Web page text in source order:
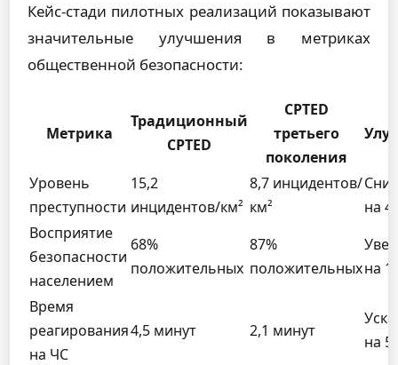
Кейс-стади пилотных реализаций показывают
значительные улучшения в метриках
общественной безопасности:
Метрика
Традиционный
CPTED
CPTED
третьего
поколения
Уровень
преступности
15,2
инцидентов/км²
8,7 инцидентов/
км²
на
Восприятие
безопасности
населением
68%
положительных
87%
положительныхна
Время
реагирования
на ЧС
4,5 минут 2,1 минут
на